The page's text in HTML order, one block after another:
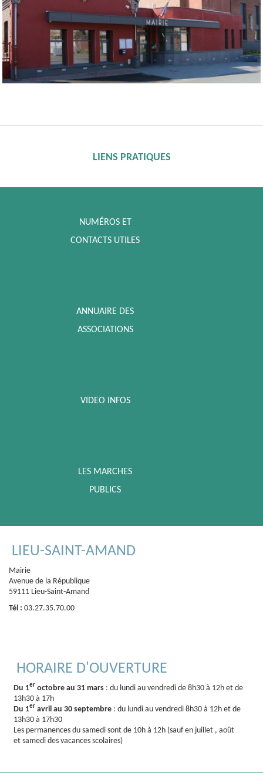
LIENS PRATIQUES
NUMÉROS ET
CONTACTS UTILES
ANNUAIRE DES
ASSOCIATIONS
VIDEO INFOS
LES MARCHES
PUBLICS
LIEU-SAINT-AMAND
Mairie
Avenue de la République
59111 Lieu-Saint-Amand
Tél : 03.27.35.70.00
HORAIRE D'OUVERTURE
Du 1er octobre au 31 mars : du lundi au vendredi de 8h30 à 12h et de
13h30 à 17h
Du 1er avril au 30 septembre : du lundi au vendredi 8h30 à 12h et de
13h30 à 17h30
Les permanences du samedi sont de 10h à 12h (sauf en juillet , août
et samedi des vacances scolaires)